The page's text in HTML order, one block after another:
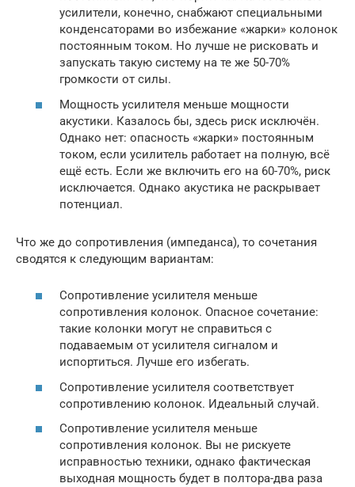
усилители, конечно, снабжают специальными
конденсаторами во избежание «жарки» колонок
постоянным током. Но лучше не рисковать и
запускать такую систему на те же 50-70%
громкости от силы.
Мощность усилителя меньше мощности
акустики. Казалось бы, здесь риск исключён.
Однако нет: опасность «жарки» постоянным
током, если усилитель работает на полную, всё
ещё есть. Если же включить его на 60-70%, риск
исключается. Однако акустика не раскрывает
потенциал.
Что же до сопротивления (импеданса), то сочетания
сводятся к следующим вариантам:
Сопротивление усилителя меньше
сопротивления колонок. Опасное сочетание:
такие колонки могут не справиться с
подаваемым от усилителя сигналом и
испортиться. Лучше его избегать.
Сопротивление усилителя соответствует
сопротивлению колонок. Идеальный случай.
Сопротивление усилителя меньше
сопротивления колонок. Вы не рискуете
исправностью техники, однако фактическая
выходная мощность будет в полтора-два раза